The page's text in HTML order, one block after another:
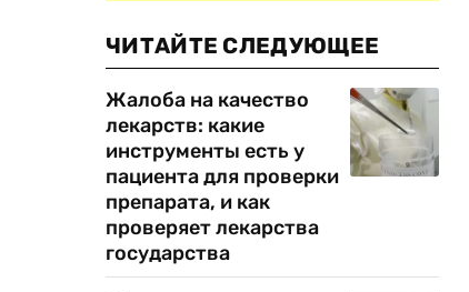
ЧИТАЙТЕ СЛЕДУЮЩЕЕ
Жалоба на качество
лекарств: какие
инструменты есть у
пациента для проверки
препарата, и как
проверяет лекарства
государства